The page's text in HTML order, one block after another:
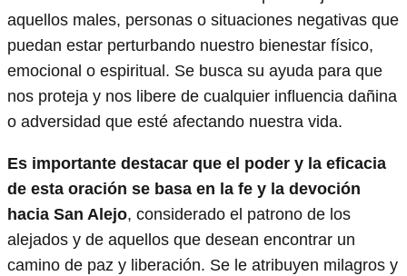
aquellos males, personas o situaciones negativas que
puedan estar perturbando nuestro bienestar físico,
emocional o espiritual. Se busca su ayuda para que
nos proteja y nos libere de cualquier influencia dañina
o adversidad que esté afectando nuestra vida.
Es importante destacar que el poder y la eficacia
de esta oración se basa en la fe y la devoción
hacia San Alejo, considerado el patrono de los
alejados y de aquellos que desean encontrar un
camino de paz y liberación. Se le atribuyen milagros y